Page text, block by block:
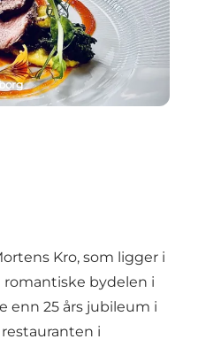
Kro, som ligger i
bydelen i
enn 25 års jubileum i
i